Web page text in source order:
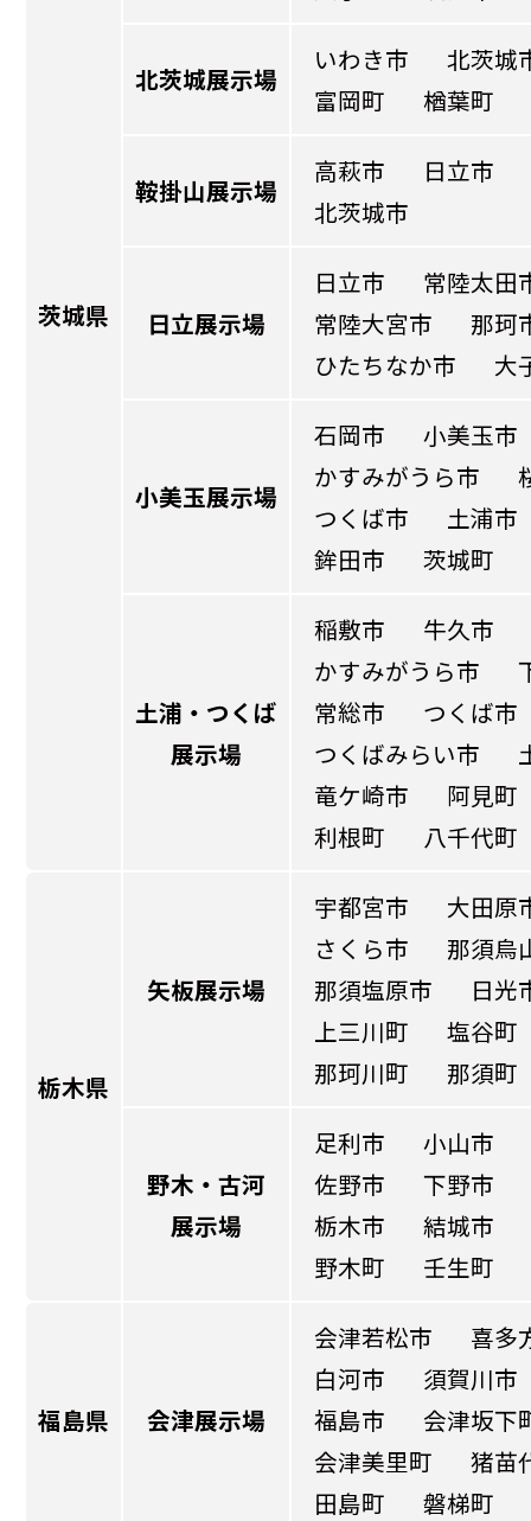
茨城県
北茨城展示場
いわき市
北茨城
富岡町
楢葉町
鞍掛山展示場
高萩市
日立市
北茨城市
日立展示場
日立市
常陸太田
常陸大宮市
那珂
ひたちなか市
大
小美玉展示場
石岡市
小美玉市
かすみがうら市
つくば市
土浦市
鉾田市
茨城町
土浦・つくば
展示場
稲敷市
牛久市
かすみがうら市
常総市
つくば市
つくばみらい市
竜ケ崎市
阿見町
利根町
八千代町
栃木県
矢板展示場
宇都宮市
大田原
さくら市
那須烏
那須塩原市
日光
上三川町
塩谷町
那珂川町
那須町
野木・古河
展示場
足利市
小山市
佐野市
下野市
栃木市
結城市
野木町
壬生町
福島県 会津展示場
会津若松市
喜多
白河市
須賀川市
福島市
会津坂下
会津美里町
猪苗
田島町
磐梯町